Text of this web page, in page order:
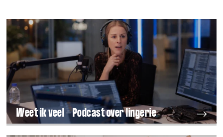
Weet ik veel - Podcast over lingerie